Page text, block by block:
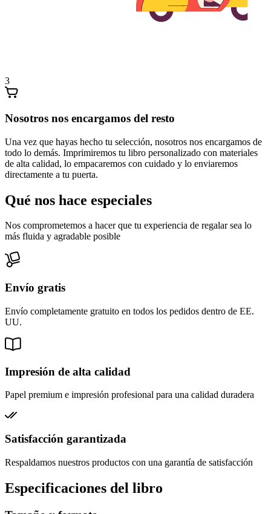
3
Nosotros nos encargamos del resto
Una vez que hayas hecho tu selección, nosotros nos encargamos de
todo lo demás. Imprimiremos tu libro personalizado con materiales
de alta calidad, lo empacaremos con cuidado y lo enviaremos
directamente a tu puerta.
Qué nos hace especiales
Nos comprometemos a hacer que tu experiencia de regalar sea lo
más fluida y agradable posible
Envío gratis
Envío completamente gratuito en todos los pedidos dentro de EE.
UU.
Impresión de alta calidad
Papel premium e impresión profesional para una calidad duradera
Satisfacción garantizada
Respaldamos nuestros productos con una garantía de satisfacción
Especificaciones del libro